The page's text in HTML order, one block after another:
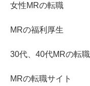
女性MRの転職
MRの福利厚生
30代、40代MRの転職
MRの転職サイト